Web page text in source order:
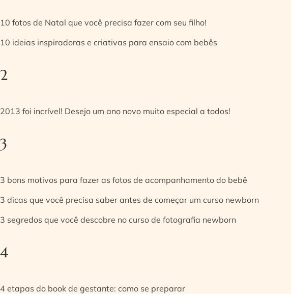
10 fotos de Natal que você precisa fazer com seu filho!
10 ideias inspiradoras e criativas para ensaio com bebês
2
2013 foi incrível! Desejo um ano novo muito especial a todos!
3
3 bons motivos para fazer as fotos de acompanhamento do bebê
3 dicas que você precisa saber antes de começar um curso newborn
3 segredos que você descobre no curso de fotografia newborn
4
4 etapas do book de gestante: como se preparar